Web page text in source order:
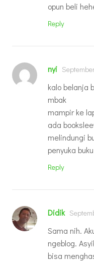
opun beli
Reply
nyi
kalo belanja
mbak
mampir ke
ada
melindungi
penyuka
Reply
Didik
Sama nih.
ngeblog.
bisa